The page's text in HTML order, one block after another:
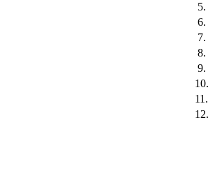
5.
6.
7.
8.
9.
10.
11.
12.